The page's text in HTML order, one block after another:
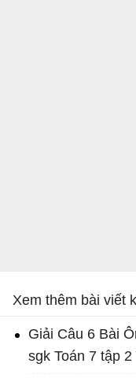
Xem thêm bài viết
Giải Câu 6 Bài
sgk Toán 7 tập 2